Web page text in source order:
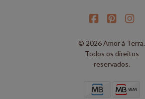
© 2026 Amor à Terra.
Todos os direitos
reservados.